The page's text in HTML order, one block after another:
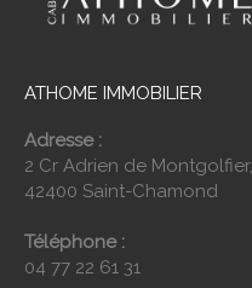
ATHOME IMMOBILIER
Adresse :
2 Cr Adrien de Montgolfier,
42400 Saint-Chamond
Téléphone :
04 77 22 61 31